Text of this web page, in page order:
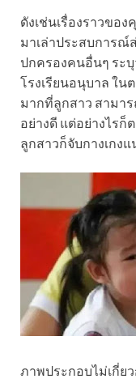
ดังเช่นเรื่องราวขอ
มาเล่าประสบการณ์
ปกครองคนอื่นๆ ระบุ
โรงเรียนอนุบาล ใน
มากที่ลูกสาว สามาร
อย่างดี แต่อย่างไรก็
ลูกสาวก็จับกางเกง
ภาพประกอบไม่เกี่ย